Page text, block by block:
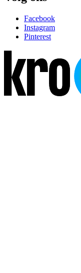
Facebook
Instagram
Pinterest